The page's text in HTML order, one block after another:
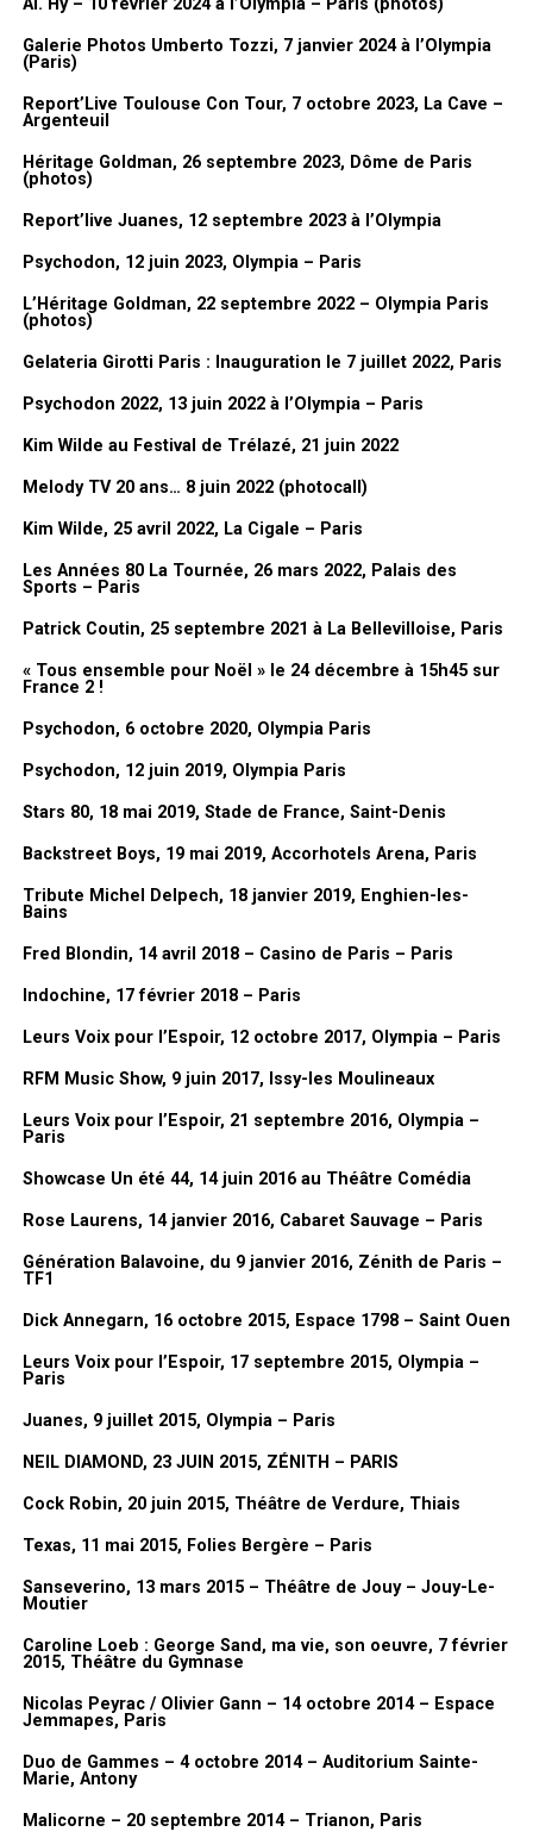
Texte Angélique L.
Photos © Angélique Le Goupil –AWcreationpour FanMusik
(liste non exhaustive)
I’m a Believer
Hello Again
Pretty Amazing Grace
Kentucky Woman
You Got to Me
Play Me
Red Red Wine
Beautiful Noise
If You Know What I Mean
Brooklyn Roads
Nothing But a Heartache
The Art of Love
Song sung blue
Forever in Blue Jeans
Cherry, Cherry
Crunchy Granola Suite
Holly Holy
I Am … I Said
Rappel
Sweet Caroline
Brother Love’s Traveling Salvation Show
FanMusik : Présentation de l’expo dans l’expo. Donc tu as
choisi un dessin, est-ce que tu peux nous en parler
rapidement ?
Lionel Gédébé :En fait là ce que j’ai
dessins du plateau parce que quand
280 je crois. Donc ça fait beaucoup.
J’en ai choisi quelques-uns que
faire ce qu’on appelle des pêle-mêle
c’est assez drôle et il y en a
tellement. Le problème des dessins
comme ça, c’est qu’ils sont liés à l’actualité, donc c’est plus
compliqué à comprendre hors du contexte. Et les petits poissons,
j’avais fait le décor pour le premier avril dans le
on avait fait des grands poissons sur le plateau. Ils étaient en
grand en fait à l’époque.
C’est un bon souvenir du
Club Dorothée.
Dessin de Lionel Gédébé, Vernissage de l’exposition « Mes années
présenter en quelques mots ?
rétrospective de tout ça, de toutes
sur ces années à la télé. Et puis
toujours parce que Dorothée, je l’ai
que le premier album,Les Jardins des
après il y a eu les albums, les
quand Cabua suggéré que je le
remplace à TF1.
Et après il y a eu les bandes dessinées. Il y a eu lesDorothée Jeux
lesDorothée Magazines, les BD, et puis le clip de
. Justement, je demandais à Jean-Luc parce que je ne m’en
rappelais pas. Je l’ai vu il n’y a pas longtemps et je lui ai demandé :
que je fasse le clip de Dorothée puisque j’en avais jamais fait ?» En
fait, avec elle, il m’a dit : «
couloir et tu m’as donné ton idée. J’ai trouvé ça bien« . Voilà, c’est le
hasard et c’est comme ça que ça s’est fait.
Et par contre, j’avais juste fait une suggestion : je voulais le
tourner en 35mm à l’époque et donc il était d’accord. On l’a fait
en 35 mm…
Al. Hy – 10 février 2024 à l’Olympia – Paris (photos)
Galerie Photos Umberto Tozzi, 7 janvier 2024 à l’Olympia
(Paris)
Report’Live Toulouse Con Tour, 7 octobre 2023, La Cave –
Argenteuil
Héritage Goldman, 26 septembre 2023, Dôme de Paris
(photos)
Report’live Juanes, 12 septembre 2023 à l’Olympia
Psychodon, 12 juin 2023, Olympia – Paris
L’Héritage Goldman, 22 septembre 2022 – Olympia Paris
(photos)
Gelateria Girotti Paris : Inauguration le 7 juillet 2022, Paris
Psychodon 2022, 13 juin 2022 à l’Olympia – Paris
Kim Wilde au Festival de Trélazé, 21 juin 2022
Melody TV 20 ans… 8 juin 2022 (photocall)
Kim Wilde, 25 avril 2022, La Cigale – Paris
Les Années 80 La Tournée, 26 mars 2022, Palais des
Sports – Paris
Patrick Coutin, 25 septembre 2021 à La Bellevilloise, Paris
« Tous ensemble pour Noël » le 24 décembre à 15h45 sur
France 2 !
Psychodon, 6 octobre 2020, Olympia Paris
Psychodon, 12 juin 2019, Olympia Paris
Stars 80, 18 mai 2019, Stade de France, Saint-Denis
Backstreet Boys, 19 mai 2019, Accorhotels Arena, Paris
Tribute Michel Delpech, 18 janvier 2019, Enghien-les-
Bains
Fred Blondin, 14 avril 2018 – Casino de Paris – Paris
Indochine, 17 février 2018 – Paris
Leurs Voix pour l’Espoir, 12 octobre 2017, Olympia – Paris
RFM Music Show, 9 juin 2017, Issy-les Moulineaux
Leurs Voix pour l’Espoir, 21 septembre 2016, Olympia –
Paris
Showcase Un été 44, 14 juin 2016 au Théâtre Comédia
Rose Laurens, 14 janvier 2016, Cabaret Sauvage – Paris
Génération Balavoine, du 9 janvier 2016, Zénith de Paris –
TF1
Dick Annegarn, 16 octobre 2015, Espace 1798 – Saint Ouen
Leurs Voix pour l’Espoir, 17 septembre 2015, Olympia –
Paris
Juanes, 9 juillet 2015, Olympia – Paris
NEIL DIAMOND, 23 JUIN 2015, ZÉNITH – PARIS
Cock Robin, 20 juin 2015, Théâtre de Verdure, Thiais
Texas, 11 mai 2015, Folies Bergère – Paris
Sanseverino, 13 mars 2015 – Théâtre de Jouy – Jouy-Le-
Moutier
Caroline Loeb : George Sand, ma vie, son oeuvre, 7 février
2015, Théâtre du Gymnase
Nicolas Peyrac / Olivier Gann – 14 octobre 2014 – Espace
Jemmapes, Paris
Duo de Gammes – 4 octobre 2014 – Auditorium Sainte-
Marie, Antony
Malicorne – 20 septembre 2014 – Trianon, Paris